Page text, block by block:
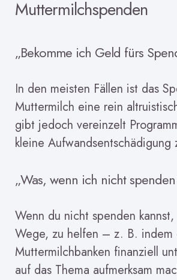
Muttermilchspenden
„Bekomme ich Geld fürs
In den meisten Fällen ist das
Muttermilch eine rein
gibt jedoch vereinzelt
kleine Aufwandsentschädigung
„Was, wenn ich nicht
Wenn du nicht spenden
Wege, zu helfen – z. B. indem
Muttermilchbanken finanziell
auf das Thema aufmerksam